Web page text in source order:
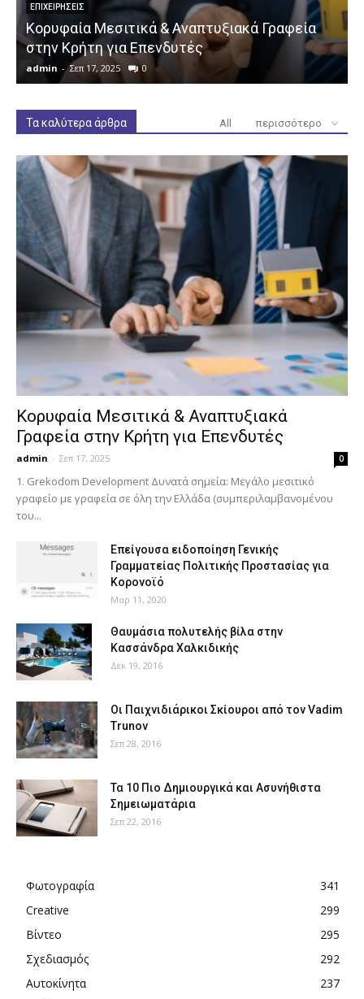
ΕΠΙΧΕΙΡΉΣΕΙΣ
Κορυφαία Μεσιτικά & Αναπτυξιακά Γραφεία
στην Κρήτη για Επενδυτές
admin - Σεπ 17, 2025 0
Τα καλύτερα άρθρα All περισσότερο
Κορυφαία Μεσιτικά & Αναπτυξιακά
Γραφεία στην Κρήτη για Επενδυτές
admin - Σεπ 17, 2025 0
1. Grekodom Development Δυνατά σημεία: Μεγάλο μεσιτικό
γραφείο με γραφεία σε όλη την Ελλάδα (συμπεριλαμβανομένου
του...
Επείγουσα ειδοποίηση Γενικής
Γραμματείας Πολιτικής Προστασίας για
Κορονοϊό
Μαρ 11, 2020
Θαυμάσια πολυτελής βίλα στην
Κασσάνδρα Χαλκιδικής
Δεκ 19, 2016
Οι Παιχνιδιάρικοι Σκίουροι από τον Vadim
Trunov
Σεπ 28, 2016
Τα 10 Πιο Δημιουργικά και Ασυνήθιστα
Σημειωματάρια
Σεπ 22, 2016
Φωτογραφία
341
Creative
299
Βίντεο
295
Σχεδιασμός
292
Αυτοκίνητα
237